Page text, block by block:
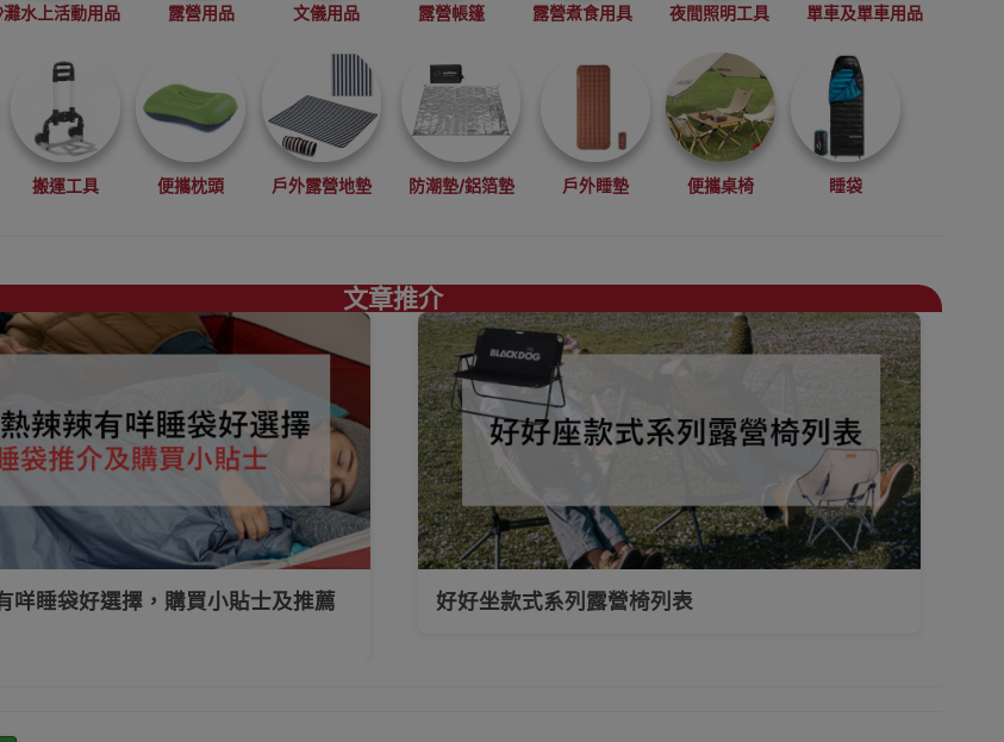
灘水上活動用品 露營用品 文儀用品 露營帳篷 露營煮食用具 夜間照明工具 單車及單車用品
搬運工具 便攜枕頭 戶外露營地墊 防潮墊/鋁箔墊 戶外睡墊 便攜桌椅 睡袋
背包/收納包 炊具套鍋 爐頭用品工具 餐具 露營工具及配件 電筒 露營燈
派對必備 家居收納 充氣傢具 行山越野 辦公室坐墊/背墊 旅行助眠用品 充氣枕頭
文章推介
咩睡袋好選擇，購買小貼士及推薦
好好坐款式系列露營椅列表